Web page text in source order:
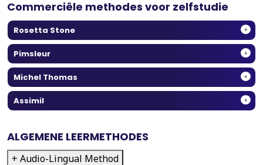
Commerciële methodes voor zelfstudie
Rosetta Stone +
Pimsleur +
Michel Thomas +
Assimil +
ALGEMENE LEERMETHODES
+ Audio-Lingual Method